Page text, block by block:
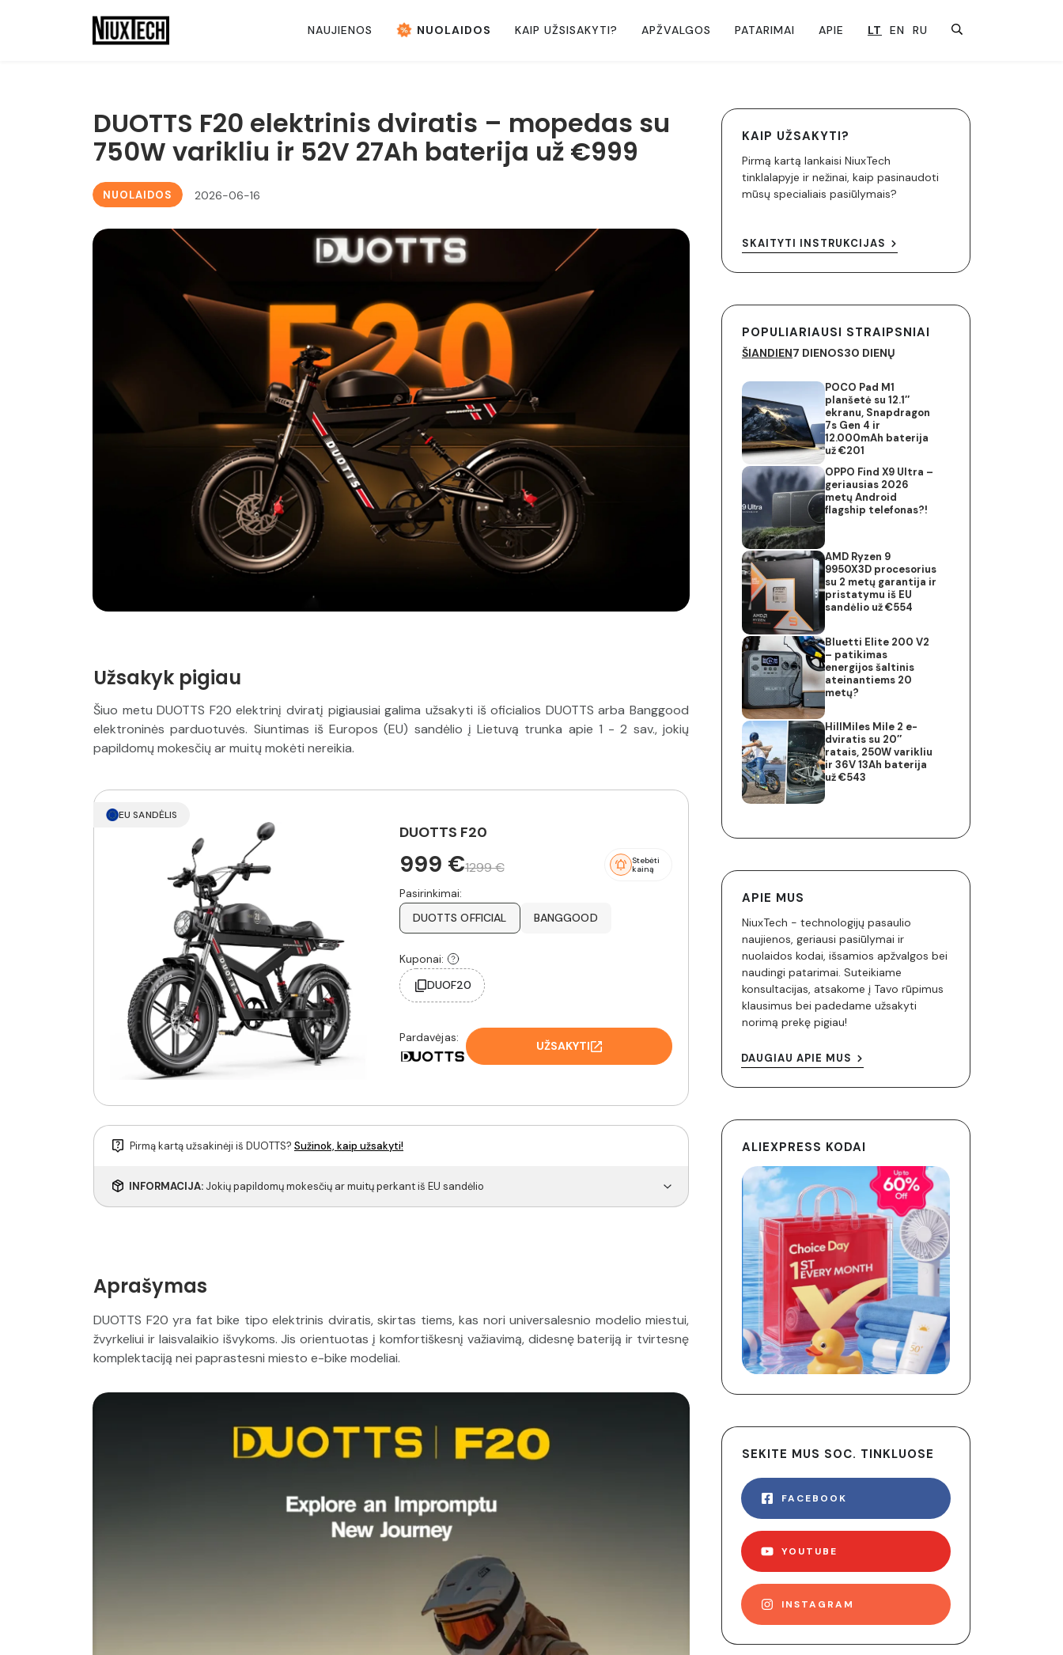
NAUJIENOS NUOLAIDOS KAIP UŽSISAKYTI? APŽVALGOS PATARIMAI APIE LT EN RU
DUOTTS F20 elektrinis dviratis – mopedas su
750W varikliu ir 52V 27Ah baterija už €999
NUOLAIDOS 2026-06-16
Užsakyk pigiau
Šiuo metu DUOTTS F20 elektrinį dviratį pigiausiai galima užsakyti iš oficialios DUOTTS arba Banggood
elektroninės parduotuvės. Siuntimas iš Europos (EU) sandėlio į Lietuvą trunka apie 1 - 2 sav., jokių
papildomų mokesčių ar muitų mokėti nereikia.
EU SANDĖLIS
DUOTTS F20
999 €1299 €
Stebėti
kainą
Pasirinkimai:
DUOTTS OFFICIAL
BANGGOOD
Kuponai:
DUOF20
Pardavėjas:
UŽSAKYTI
Pirmą kartą užsakinėji iš DUOTTS? Sužinok, kaip užsakyti!
INFORMACIJA: Jokių papildomų mokesčių ar muitų perkant iš EU sandėlio
Aprašymas
DUOTTS F20 yra fat bike tipo elektrinis dviratis, skirtas tiems, kas nori universalesnio modelio miestui,
žvyrkeliui ir laisvalaikio išvykoms. Jis orientuotas į komfortiškesnį važiavimą, didesnę bateriją ir tvirtesnę
komplektaciją nei paprastesni miesto e-bike modeliai.
KAIP UŽSAKYTI?
Pirmą kartą lankaisi NiuxTech
tinklalapyje ir nežinai, kaip pasinaudoti
mūsų specialiais pasiūlymais?
SKAITYTI INSTRUKCIJAS
POPULIARIAUSI STRAIPSNIAI
ŠIANDIEN7 DIENOS30 DIENŲ
POCO Pad M1
planšetė su 12.1″
ekranu, Snapdragon
7s Gen 4 ir
12.000mAh baterija
už €201
OPPO Find X9 Ultra –
geriausias 2026
metų Android
flagship telefonas?!
AMD Ryzen 9
9950X3D procesorius
su 2 metų garantija ir
pristatymu iš EU
sandėlio už €554
Bluetti Elite 200 V2
– patikimas
energijos šaltinis
ateinantiems 20
metų?
HillMiles Mile 2 e-
dviratis su 20″
ratais, 250W varikliu
ir 36V 13Ah baterija
už €543
APIE MUS
NiuxTech - technologijų pasaulio
naujienos, geriausi pasiūlymai ir
nuolaidos kodai, išsamios apžvalgos bei
naudingi patarimai. Suteikiame
konsultacijas, atsakome į Tavo rūpimus
klausimus bei padedame užsakyti
norimą prekę pigiau!
DAUGIAU APIE MUS
ALIEXPRESS KODAI
SEKITE MUS SOC. TINKLUOSE
FACEBOOK
YOUTUBE
INSTAGRAM